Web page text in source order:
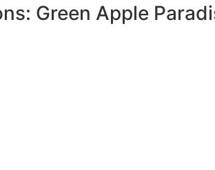
Green Apple